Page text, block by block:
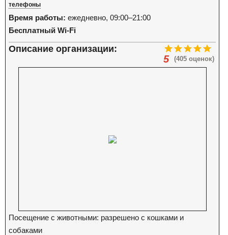
телефоны
Время работы: ежедневно, 09:00–21:00
Бесплатный Wi-Fi
(405 оценок)
5
Описание организации:
Посещение с животными: разрешено с кошками и
собаками